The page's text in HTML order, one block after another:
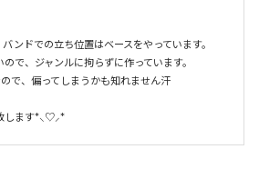
ンドでの立ち位置はベースをやっています。
で、ジャンルに拘らずに作っています。
で、偏ってしまうかも知れません汗
します*⸜♡⸝*